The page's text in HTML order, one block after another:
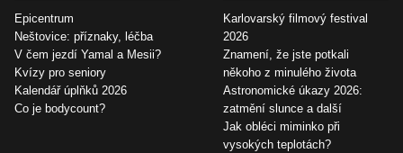
Epicentrum
Neštovice: příznaky, léčba
V čem jezdí Yamal a Mesii?
Kvízy pro seniory
Kalendář úplňků 2026
Co je bodycount?
Karlovarský filmový festival
2026
Znamení, že jste potkali
někoho z minulého života
Astronomické úkazy 2026:
zatmění slunce a další
Jak obléci miminko při
vysokých teplotách?